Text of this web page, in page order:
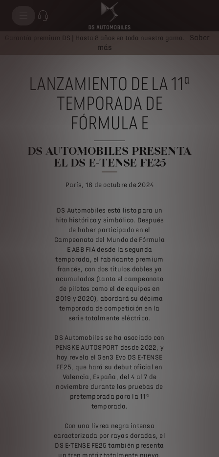
Garantía premium DS | Hasta 8 años en toda nuestra gama.
Saber
más
LANZAMIENTO DE LA 11ª
TEMPORADA DE
FÓRMULA E
DS AUTOMOBILES PRESENTA
EL DS E-TENSE FE25
París, 16 de octubre de 2024
DS Automobiles está listo para un
hito histórico y simbólico. Después
de haber participado en el
Campeonato del Mundo de Fórmula
E ABB FIA desde la segunda
temporada, el fabricante premium
francés, con dos títulos dobles ya
acumulados (tanto el campeonato
de pilotos como el de equipos en
2019 y 2020), abordará su décima
temporada de competición en la
serie totalmente eléctrica.
DS Automobiles se ha asociado con
PENSKE AUTOSPORT desde 2022, y
hoy revela el Gen3 Evo DS E-TENSE
FE25, que hará su debut oficial en
Valencia, España, del 4 al 7 de
noviembre durante las pruebas de
pretemporada para la 11ª
temporada.
Con una livrea negra intensa
caracterizada por rayas doradas, el
DS E-TENSE FE25 también presenta
un tren motriz totalmente nuevo.